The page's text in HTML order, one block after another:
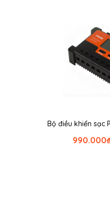
Bộ điều khiển sạc
₫
990.000